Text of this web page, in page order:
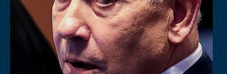
른 이끼와 울창한 숲에 반해 이름을 붙였다는 설화가 전해지는
곳이다. 국내 1세대 국립자연휴양림으로 지정될 만큼 숲의 보존
상태가 뛰어나며, 해발 1,200m에 달하는 고지대는 대도시보다 평
균 기온이 5~6도 이상 낮아 피서 산행에 최적화되어 있다. 태백산
맥을 넘어오는 시원한 영동의 바람은 한여름의 열기를 식혀주고,
경사가 완만한 육산의 특성상 체력 소모가 적어 초보자나 가족
단위 등산객들도 부담 없이 숲의 정취를 만끽할 수 있다.여름 산